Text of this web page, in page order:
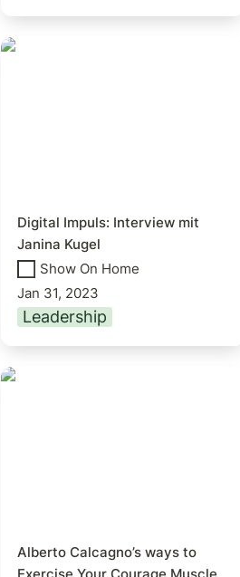
Digital Impuls: Interview mit
Digital Impuls: Interview mit
Janina Kugel
Show On Home
Jan 31, 2023
Leadership
Alberto Calcagno’s ways to
Alberto Calcagno’s ways to